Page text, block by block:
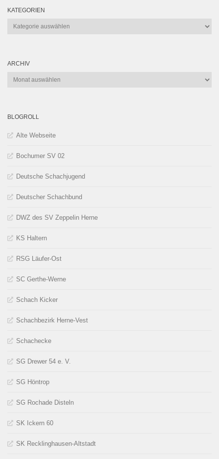
KATEGORIEN
Kategorien
ARCHIV
Archiv
BLOGROLL
Alte Webseite
Bochumer SV 02
Deutsche Schachjugend
Deutscher Schachbund
DWZ des SV Zeppelin Herne
KS Haltern
RSG Läufer-Ost
SC Gerthe-Werne
Schach Kicker
Schachbezirk Herne-Vest
Schachecke
SG Drewer 54 e. V.
SG Höntrop
SG Rochade Disteln
SK Ickern 60
SK Recklinghausen-Altstadt